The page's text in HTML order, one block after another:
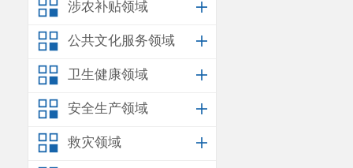
涉农补贴领域
公共文化服务领域
卫生健康领域
安全生产领域
救灾领域